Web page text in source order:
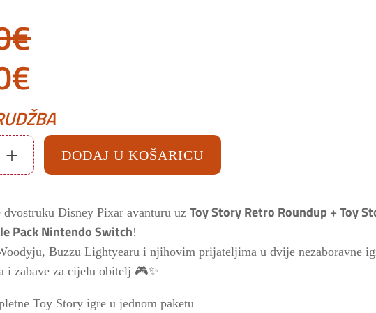
€
€
cijena
je:
35.50€.
+ DODAJ U KOŠARICU
Disney Pixar avanturu uz Toy Story Retro Roundup + Toy
Pack Nintendo Switch!
Buzzu Lightyearu i njihovim prijateljima u dvije nezaboravne
i zabave za cijelu obitelj 🎮✨
Toy Story igre u jednom paketu